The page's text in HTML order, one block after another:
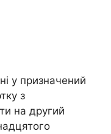
у призначений
з
на другий